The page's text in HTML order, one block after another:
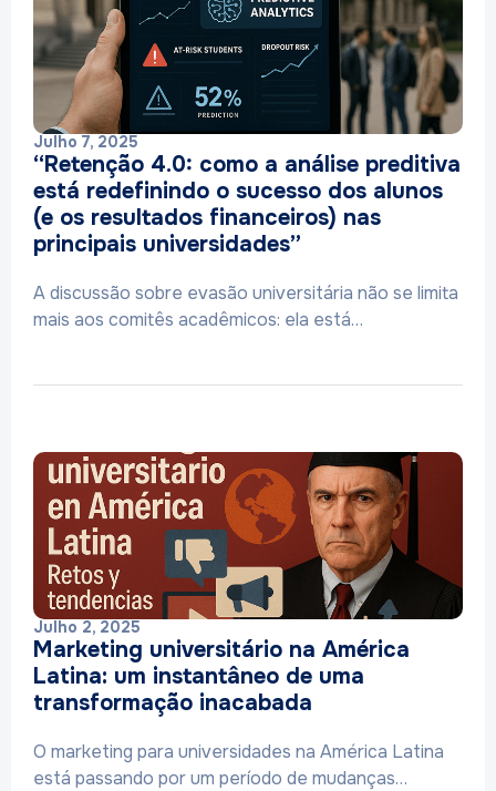
Julho 7, 2025
“Retenção 4.0: como a análise preditiva
está redefinindo o sucesso dos alunos
(e os resultados financeiros) nas
principais universidades”
A discussão sobre evasão universitária não se limita
mais aos comitês acadêmicos: ela está…
Julho 2, 2025
Marketing universitário na América
Latina: um instantâneo de uma
transformação inacabada
O marketing para universidades na América Latina
está passando por um período de mudanças…